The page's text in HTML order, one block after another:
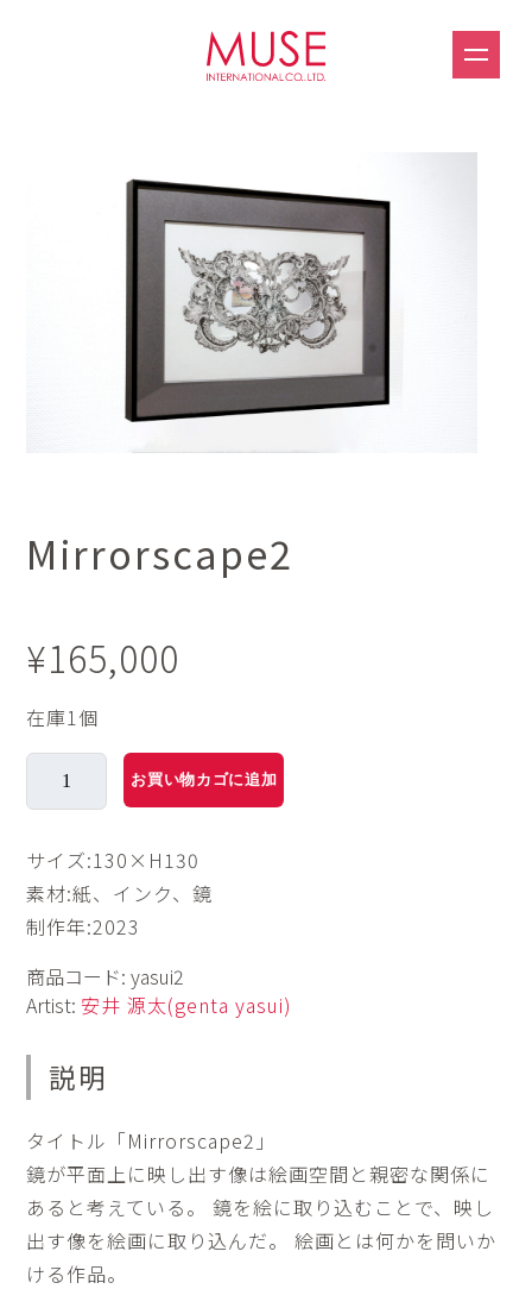
Mirrorscape2
¥165,000
在庫1個
M
r
o
r
s
c
a
p
e
個
お買い物カゴに追加
サイズ:130×H130
素材:紙、インク、鏡
制作年:2023
商品コード:yasui2
Artist: 安井 源太(genta yasui)
説明
タイトル「Mirrorscape2」
鏡が平面上に映し出す像は絵画空間と親密な関係に
あると考えている。 鏡を絵に取り込むことで、映し
出す像を絵画に取り込んだ。 絵画とは何かを問いか
ける作品。